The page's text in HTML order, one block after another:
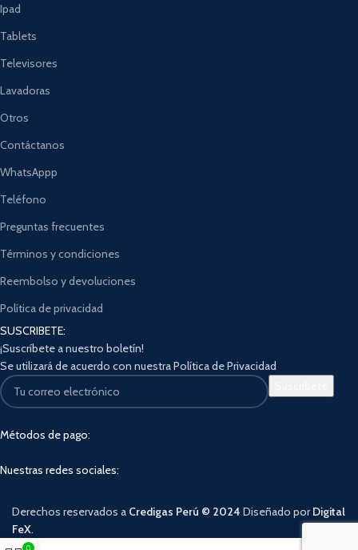
Ipad
Tablets
Televisores
Lavadoras
Otros
Contáctanos
WhatsAppp
Teléfono
Preguntas frecuentes
Términos y condiciones
Reembolso y devoluciones
Política de privacidad
SUSCRIBETE:
¡Suscríbete a nuestro boletín!
Se utilizará de acuerdo con nuestra Política de Privacidad
Métodos de pago:
Nuestras redes sociales:
Derechos reservados a Credigas Perú © 2024 Diseñado porDigital
FeX.
0